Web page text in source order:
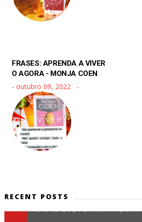
FRASES: APRENDA A VIVER
O AGORA - MONJA COEN
- outubro 09, 2022
RECENT POSTS